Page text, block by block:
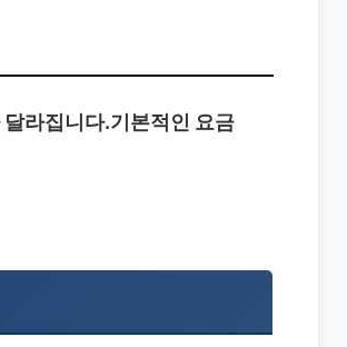
라집니다.기본적인 요금